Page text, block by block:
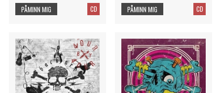
CD
PÅMINN MIG CD
PÅMINN MIG